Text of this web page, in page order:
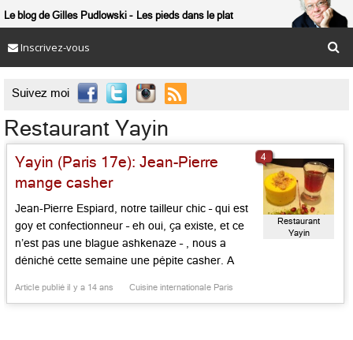
Le blog de Gilles Pudlowski Les pieds dans le plat
Inscrivez-vous
Suivez moi 
Restaurant Yayin
Yayin (Paris 17e): Jean-Pierre
mange casher
Jean-Pierre Espiard, notre tailleur chic – qui est
goy et confectionneur – eh oui, ça existe, et ce
n’est pas une blague ashkenaze – , nous a
déniché cette semaine une pépite casher. A
classes en cuisine chez Alef Bet et à l’Atelier des
Article publié il y a 14 ans Cuisine internationale Paris
Restaurant
Yayin
4